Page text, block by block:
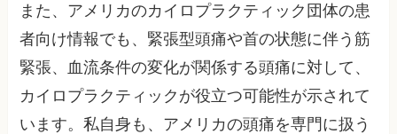
また、アメリカのカイロプラクティック団体の患
者向け情報でも、緊張型頭痛や首の状態に伴う筋
緊張、血流条件の変化が関係する頭痛に対して、
カイロプラクティックが役立つ可能性が示されて
います。私自身も、アメリカの頭痛を専門に扱う